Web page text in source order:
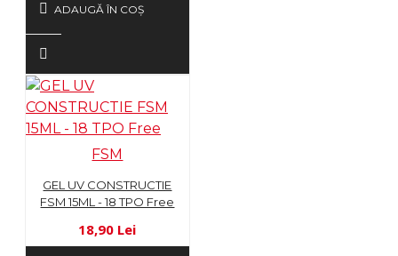
ADAUGĂ ÎN COŞ
FSM
GEL UV CONSTRUCTIE
FSM 15ML - 18 TPO Free
18,90 Lei